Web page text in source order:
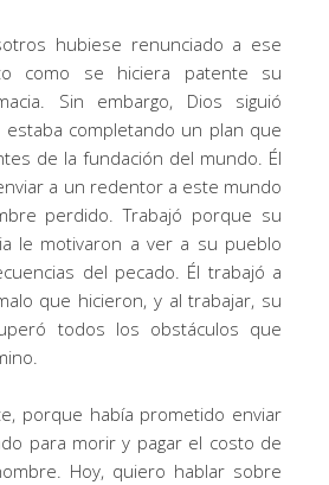
hubiese renunciado a ese
como se hiciera patente su
Sin embargo, Dios siguió
completando un plan que
de la fundación del mundo. Él
a un redentor a este mundo
perdido. Trabajó porque su
le motivaron a ver a su pueblo
del pecado. Él trabajó a
que hicieron, y al trabajar, su
todos los obstáculos que
porque había prometido enviar
para morir y pagar el costo de
Hoy, quiero hablar sobre